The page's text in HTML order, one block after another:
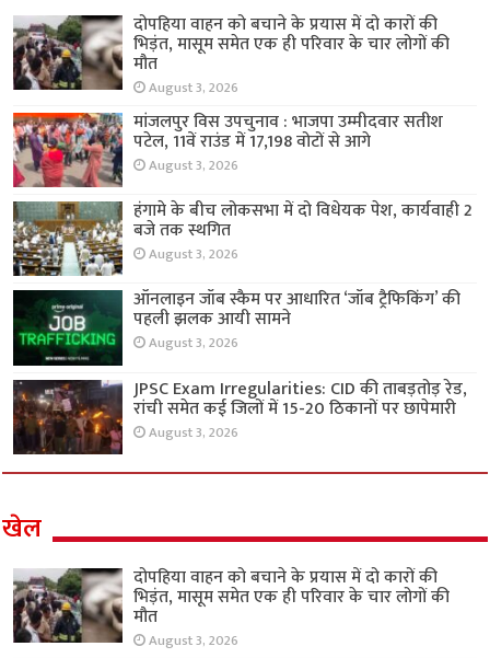
दोपहिया वाहन को बचाने के प्रयास में दो कारों की
भिड़ंत, मासूम समेत एक ही परिवार के चार लोगों की
मौत
August 3, 2026
मांजलपुर विस उपचुनाव : भाजपा उम्मीदवार सतीश
पटेल, 11वें राउंड में 17,198 वोटों से आगे
August 3, 2026
हंगामे के बीच लोकसभा में दो विधेयक पेश, कार्यवाही 2
बजे तक स्थगित
August 3, 2026
ऑनलाइन जॉब स्कैम पर आधारित ‘जॉब ट्रैफिकिंग’ की
पहली झलक आयी सामने
August 3, 2026
JPSC Exam Irregularities: CID की ताबड़तोड़ रेड,
रांची समेत कई जिलों में 15-20 ठिकानों पर छापेमारी
August 3, 2026
खेल
दोपहिया वाहन को बचाने के प्रयास में दो कारों की
भिड़ंत, मासूम समेत एक ही परिवार के चार लोगों की
मौत
August 3, 2026